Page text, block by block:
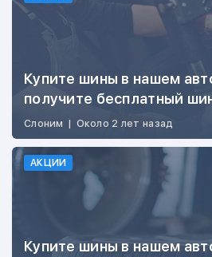
Купите шины в нашем
получите бесплатный
Слоним | Около 2 лет назад
АКЦИИ
Купите шины в нашем